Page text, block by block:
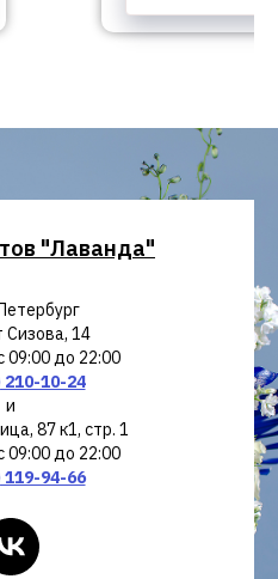
"Лаванда"
Сизова, 14
09:00 до 22:00
210-10-24
и
87 к1, стр. 1
09:00 до 22:00
119-94-66